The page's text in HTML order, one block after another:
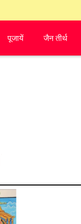
पूजायें जैन तीर्थ